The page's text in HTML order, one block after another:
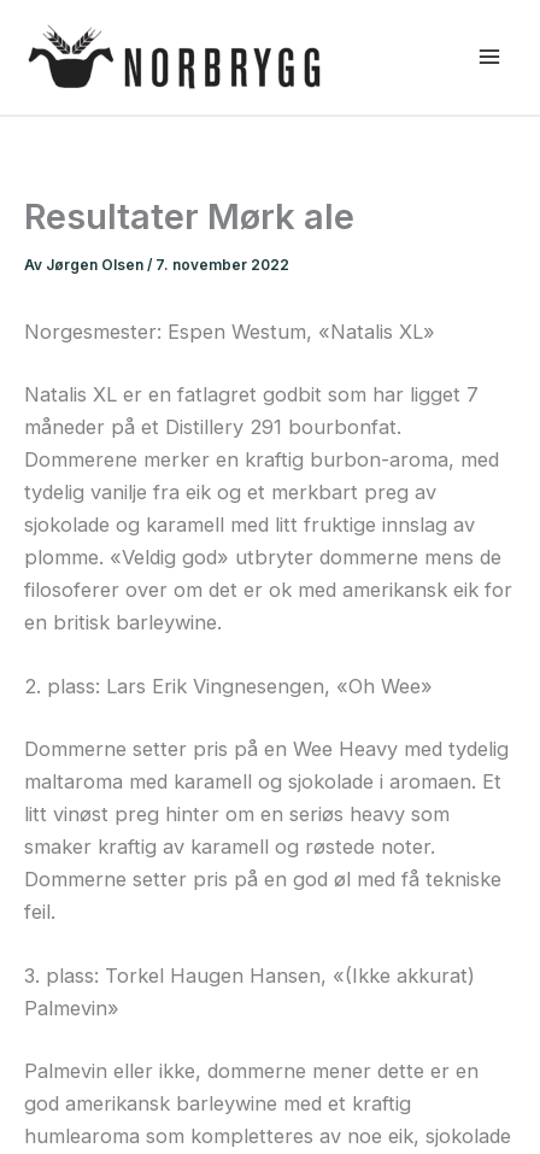
rett
Resultater Mørk ale
Av Jørgen Olsen / 7. november 2022
Norgesmester: Espen Westum, «Natalis XL»
Natalis XL er en fatlagret godbit som har ligget 7
måneder på et Distillery 291 bourbonfat.
Dommerene merker en kraftig burbon-aroma, med
tydelig vanilje fra eik og et merkbart preg av
sjokolade og karamell med litt fruktige innslag av
plomme. «Veldig god» utbryter dommerne mens de
filosoferer over om det er ok med amerikansk eik for
en britisk barleywine.
2. plass: Lars Erik Vingnesengen, «Oh Wee»
Dommerne setter pris på en Wee Heavy med tydelig
maltaroma med karamell og sjokolade i aromaen. Et
litt vinøst preg hinter om en seriøs heavy som
smaker kraftig av karamell og røstede noter.
Dommerne setter pris på en god øl med få tekniske
feil.
3. plass: Torkel Haugen Hansen, «(Ikke akkurat)
Palmevin»
Palmevin eller ikke, dommerne mener dette er en
god amerikansk barleywine med et kraftig
humlearoma som kompletteres av noe eik, sjokolade